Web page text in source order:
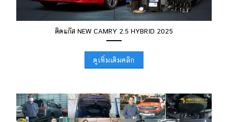
ติดแก๊ส NEW CAMRY 2.5 HYBRID 2025
ดูเพิ่มเติมคลิก